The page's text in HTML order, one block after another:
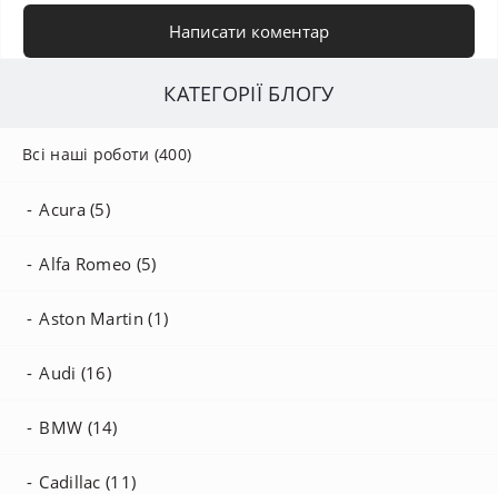
Написати коментар
КАТЕГОРІЇ БЛОГУ
Всі наші роботи (400)
Acura (5)
Alfa Romeo (5)
Aston Martin (1)
Audi (16)
BMW (14)
Cadillac (11)